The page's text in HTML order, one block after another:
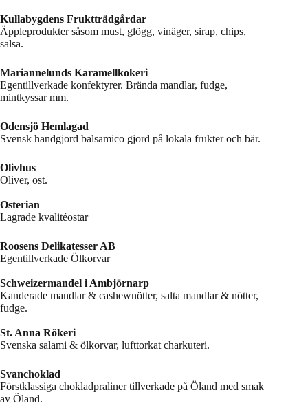
Kullabygdens Fruktträdgårdar
Äppleprodukter såsom must, glögg, vinäger, sirap, chips,
salsa.
Mariannelunds Karamellkokeri
Egentillverkade konfektyrer. Brända mandlar, fudge,
mintkyssar mm.
Odensjö Hemlagad
Svensk handgjord balsamico gjord på lokala frukter och bär.
Olivhus
Oliver, ost.
Osterian
Lagrade kvalitéostar
Roosens Delikatesser AB
Egentillverkade Ölkorvar
Schweizermandel i Ambjörnarp
Kanderade mandlar & cashewnötter, salta mandlar & nötter,
fudge.
St. Anna Rökeri
Svenska salami & ölkorvar, lufttorkat charkuteri.
Svanchoklad
Förstklassiga chokladpraliner tillverkade på Öland med smak
av Öland.